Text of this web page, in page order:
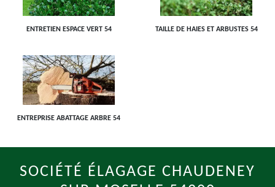
ENTRETIEN ESPACE VERT 54 TAILLE DE HAIES ET ARBUSTES 54
ENTREPRISE ABATTAGE ARBRE 54
SOCIÉTÉ ÉLAGAGE CHAUDENEY